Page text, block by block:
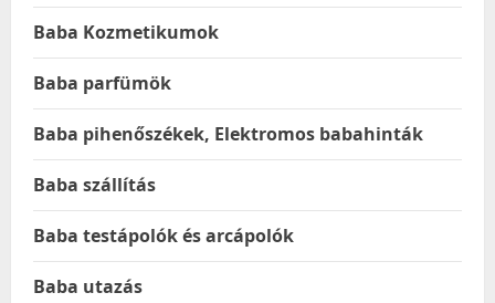
Baba Kozmetikumok
Baba parfümök
Baba pihenőszékek, Elektromos babahinták
Baba szállítás
Baba testápolók és arcápolók
Baba utazás